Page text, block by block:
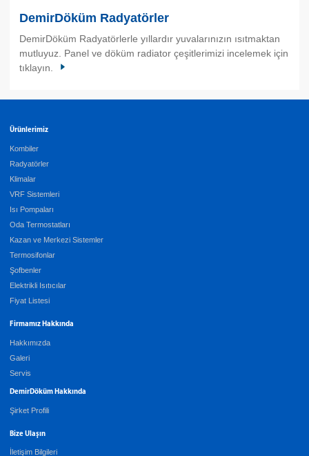
DemirDöküm Radyatörler
DemirDöküm Radyatörlerle yıllardır yuvalarınızın ısıtmaktan
mutluyuz. Panel ve döküm radiator çeşitlerimizi incelemek için
tıklayın.
Ürünlerimiz
Kombiler
Radyatörler
Klimalar
VRF Sistemleri
Isı Pompaları
Oda Termostatları
Kazan ve Merkezi Sistemler
Termosifonlar
Şofbenler
Elektrikli Isıtıcılar
Fiyat Listesi
Firmamız Hakkında
Hakkımızda
Galeri
Servis
DemirDöküm Hakkında
Şirket Profili
Bize Ulaşın
İletişim Bilgileri